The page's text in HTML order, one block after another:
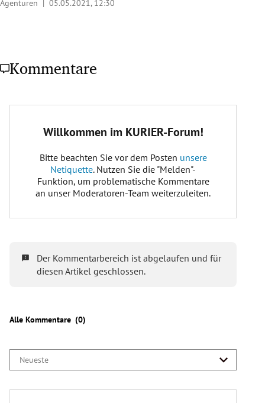
Agenturen | 05.05.2021, 12:30
Kommentare